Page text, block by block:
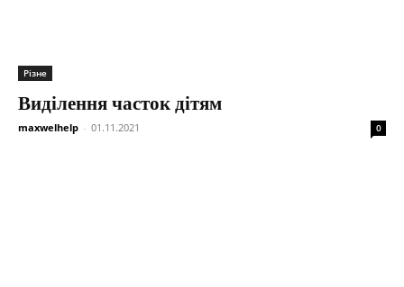
Різне
Виділення часток дітям
maxwelhelp - 01.11.2021 0